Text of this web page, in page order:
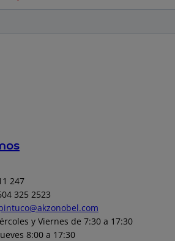
247
325 2523
y Viernes de 7:30 a 17:30
8:00 a 17:30